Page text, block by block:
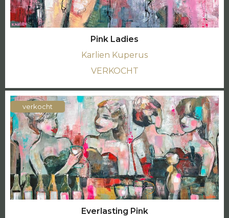
Pink Ladies
Karlien Kuperus
VERKOCHT
verkocht
Everlasting Pink